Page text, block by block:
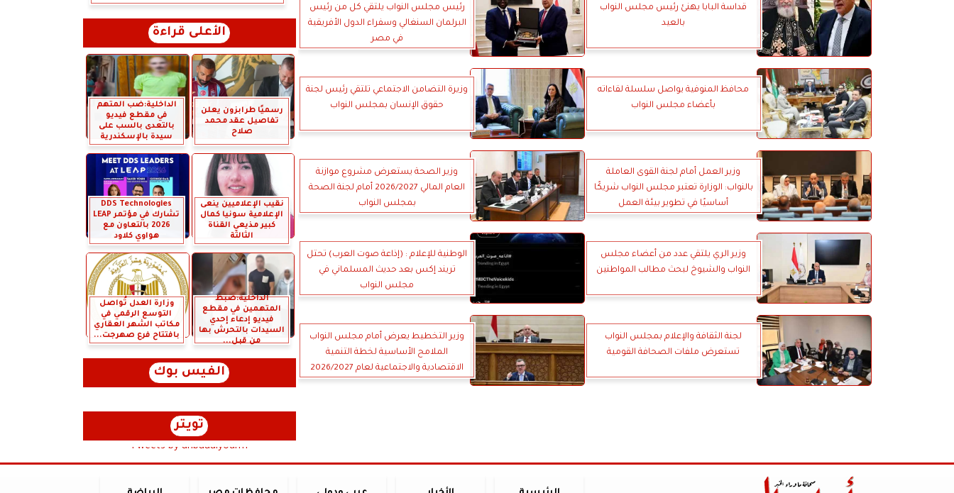
قداسة البابا يهنئ رئيس مجلس النواب
بالعيد
رئيس مجلس النواب يلتقي كل من رئيس
البرلمان السنغالي وسفراء الدول الأفريقية
في مصر
محافظ المنوفية يواصل سلسلة لقاءاته
بأعضاء مجلس النواب
وزيرة التضامن الاجتماعي تلتقي رئيس لجنة
حقوق الإنسان بمجلس النواب
وزير العمل أمام لجنة القوى العاملة
بالنواب: الوزارة تعتبر مجلس النواب شريكًا
أساسيًا في تطوير بيئة العمل
وزير الصحة يستعرض مشروع موازنة
العام المالي 2026/2027 أمام لجنة الصحة
بمجلس النواب
وزير الري يلتقي عدد من أعضاء مجلس
النواب والشيوخ لبحث مطالب المواطنين
الوطنية للإعلام : (إذاعة صوت العرب) تحتل
تريند إكس بعد حديث المسلماني في
مجلس النواب
لجنة الثقافة والإعلام بمجلس النواب
تستعرض ملفات الصحافة القومية
وزير التخطيط يعرض أمام مجلس النواب
الملامح الأساسية لخطة التنمية
الاقتصادية والاجتماعية لعام 2026/2027
الأعلى قراءة
رسميًا طرابزون يعلن
تفاصيل عقد محمد
صلاح
الداخلية:ضب المتهم
في مقطع فيديو
بالتعدى بالسب على
سيدة بالإسكندرية
نقيب الإعلاميين ينعى
الإعلامية سونيا كمال
كبير مذيعي القناة
الثالثة
DDS Technologies
تشارك في مؤتمر LEAP
2026 بالتعاون مع
هواوي كلاود
الداخلية:ضبط
المتهمين في مقطع
فيديو إدعاء إحدي
السيدات بالتحرش بها
من قبل...
وزارة العدل تُواصل
التوسع الرقمي في
مكاتب الشهر العقاري
بافتتاح فرع صهرجت...
الفيس بوك
تويتر
Tweets by anbaaalyoum1